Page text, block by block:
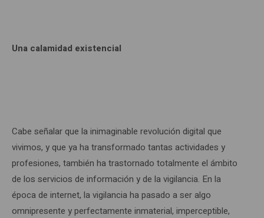
Una calamidad existencial
Cabe señalar que la inimaginable revolución digital que
vivimos, y que ya ha transformado tantas actividades y
profesiones, también ha trastornado totalmente el ámbito
de los servicios de información y de la vigilancia. En la
época de internet, la vigilancia ha pasado a ser algo
omnipresente y perfectamente inmaterial, imperceptible,